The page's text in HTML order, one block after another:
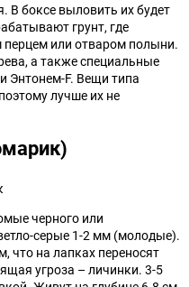
В боксе выловить их будет
грунт, где
или отваром полыни.
а также специальные
Энтонем-F. Вещи типа
лучше их не
черного или
серые 1-2 мм (молодые).
что на лапках переносят
угроза – личинки. 3-5